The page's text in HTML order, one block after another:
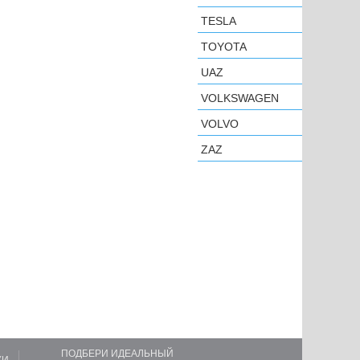
TESLA
TOYOTA
UAZ
VOLKSWAGEN
VOLVO
ZAZ
ПОДБЕРИ ИДЕАЛЬНЫЙ